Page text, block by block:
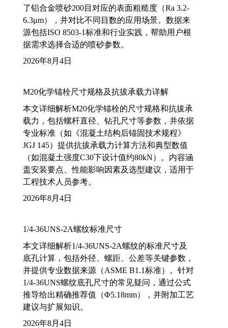
了铝合金喷砂200目对应的表面粗糙度（Ra 3.2-
6.3μm），并对比不同目数的应用场景。数据来
源包括ISO 8503-1标准和行业实践，帮助用户根
据需求选择合适的喷砂参数。
2026年8月4日
M20化学锚栓尺寸规格及抗拔承载力详解
本文详细解析M20化学锚栓的尺寸规格和抗拔承
载力，包括螺杆直径、钻孔尺寸等参数，并依据
专业标准（如《混凝土结构后锚固技术规程》
JGJ 145）提供抗拔承载力计算方法和典型数值
（如混凝土强度C30下设计值约80kN）。内容涵
盖安装要点、性能影响因素及选型建议，适用于
工程技术人员参考。
2026年8月4日
1/4-36UNS-2A螺纹标准尺寸
本文详细解析1/4-36UNS-2A螺纹的标准尺寸及
底孔计算，包括外径、螺距、公差等关键参数，
并提供专业数据来源（ASME B1.1标准）。针对
1/4-36UNS螺纹底孔尺寸的常见疑问，通过公式
推导给出精确推荐值（Φ5.18mm），并附加工艺
建议与扩展知识。
2026年8月4日